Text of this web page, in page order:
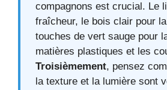
compagnons est crucial. Le
fraîcheur, le bois clair pour
touches de vert sauge pour
matières plastiques et les
Troisièmement, pensez
la texture et la lumière sont